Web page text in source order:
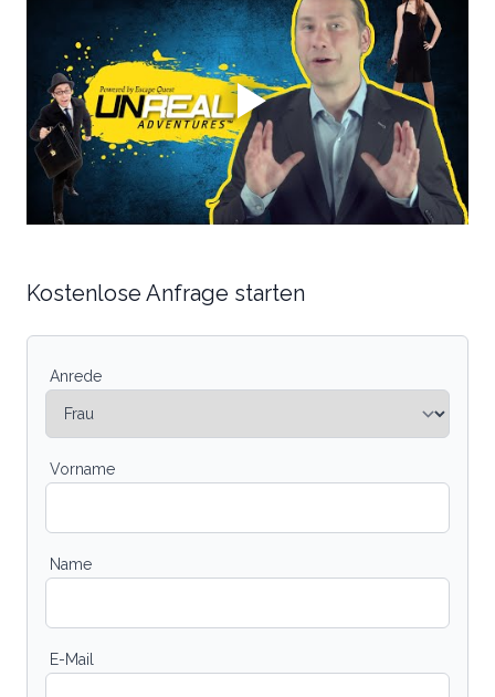
Kostenlose Anfrage starten
Anrede
Vorname
Name
E-Mail